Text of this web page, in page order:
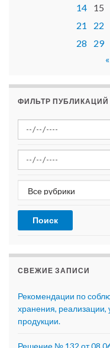
14
15
21
22
28
29
ФИЛЬТР ПУБЛИКАЦИЙ
СВЕЖИЕ ЗАПИСИ
Рекомендации по
хранения, реализации,
продукции.